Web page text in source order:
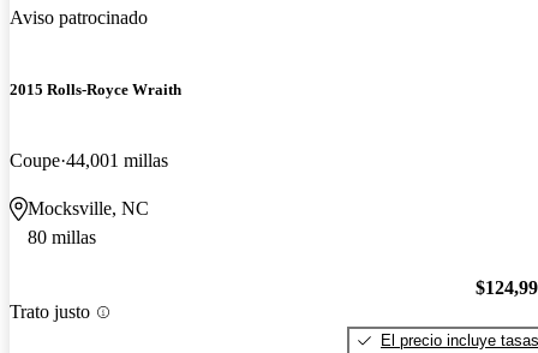
Aviso patrocinado
2015 Rolls-Royce Wraith
Coupe 44,001 millas
Mocksville, NC
80 millas
Trato justo
El precio incluye tasas